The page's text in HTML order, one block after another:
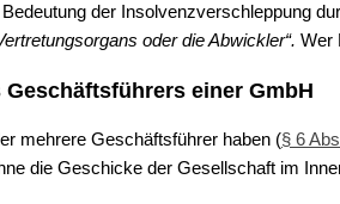
der Insolvenzverschleppung
oder die Abwickler“. Wer
einer GmbH
mehrere Geschäftsführer haben (§ 6
die Geschicke der Gesellschaft im